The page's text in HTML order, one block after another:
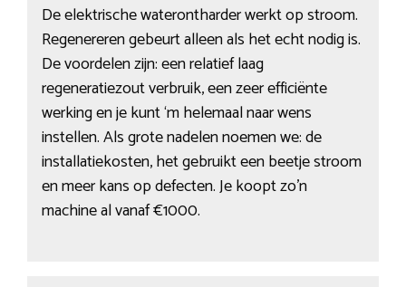
De elektrische waterontharder werkt op stroom.
Regenereren gebeurt alleen als het echt nodig is.
De voordelen zijn: een relatief laag
regeneratiezout verbruik, een zeer efficiënte
werking en je kunt ‘m helemaal naar wens
instellen. Als grote nadelen noemen we: de
installatiekosten, het gebruikt een beetje stroom
en meer kans op defecten. Je koopt zo’n
machine al vanaf €1000.